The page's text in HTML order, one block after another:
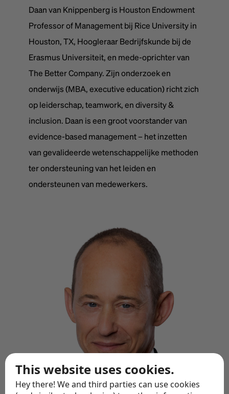
This website uses cookies.
Hey there! We and third parties can use cookies
Daan van Knippenberg is Houston Endowment
Professor of Management bij Rice University in
Houston, TX, Hoogleraar Bedrijfskunde bij de
Erasmus Universiteit, en mede-oprichter van
The Better Company. Zijn onderzoek en
onderwijs (MBA, executive education) richt zich
op leiderschap, teamwork, en diversity &
inclusion. Daan is een groot voorstander van
evidence-based management – het inzetten
van gevalideerde wetenschappelijke methoden
ter ondersteuning van het leiden en
ondersteunen van medewerkers.